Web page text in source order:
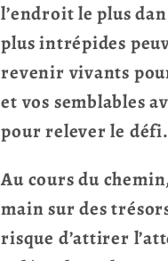
l’endroit le plus
plus intrépides
revenir vivants
et vos semblables
pour relever le défi.
Au cours du
main sur des
risque d’attirer